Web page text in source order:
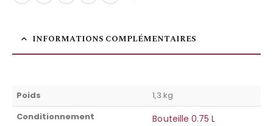
INFORMATIONS COMPLÉMENTAIRES
Poids
1,3 kg
Conditionnement
Bouteille 0.75 L